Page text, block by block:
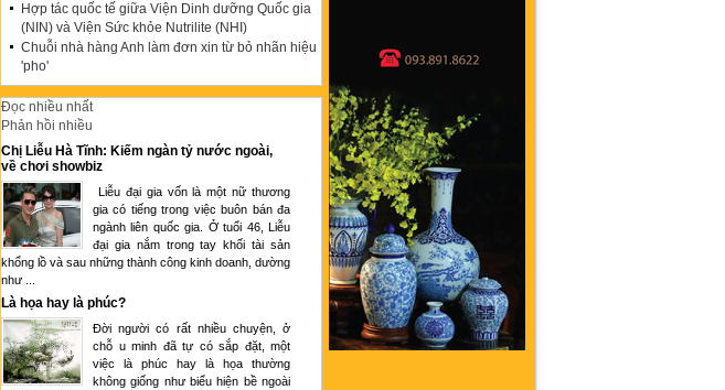
Hợp tác quốc tế giữa Viện Dinh dưỡng Quốc gia
(NIN) và Viện Sức khỏe Nutrilite (NHI)
Chuỗi nhà hàng Anh làm đơn xin từ bỏ nhãn hiệu
'pho'
Đọc nhiều nhất
Phản hồi nhiều
Chị Liễu Hà Tĩnh: Kiếm ngàn tỷ nước ngoài,
về chơi showbiz
Liễu đại gia vốn là một nữ thương
gia có tiếng trong việc buôn bán đa
ngành liên quốc gia. Ở tuổi 46, Liễu
đại gia nắm trong tay khối tài sản
khổng lồ và sau những thành công kinh doanh, dường
như ...
Là họa hay là phúc?
Đời người có rất nhiều chuyện, ở
chỗ u minh đã tự có sắp đặt, một
việc là phúc hay là họa thường
không giống như biểu hiện bề ngoài